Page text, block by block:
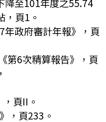
降至101年度之55.74
頁1。
政府審計年報》，頁
第6次精算報告》，頁
頁II。
，頁233。